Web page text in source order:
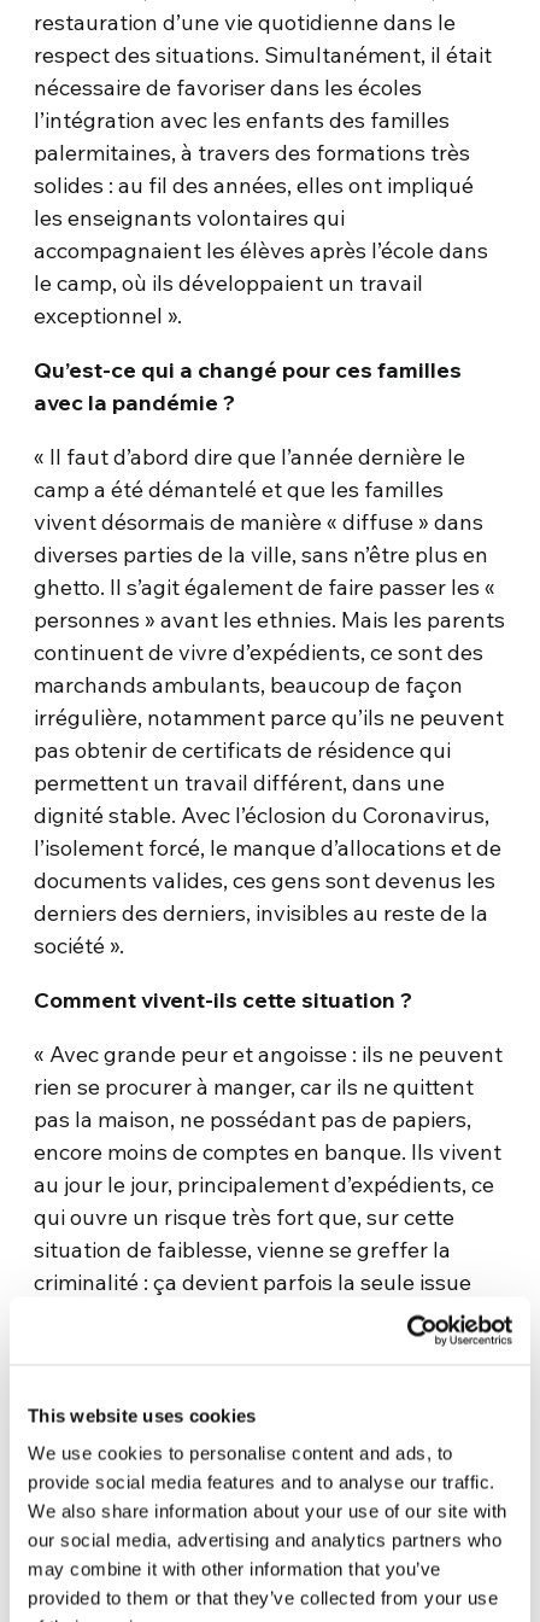
This website uses cookies
We use cookies to personalise content and ads, to
provide social media features and to analyse our traffic.
We also share information about your use of our site with
our social media, advertising and analytics partners who
may combine it with other information that you’ve
provided to them or that they’ve collected from your use
restauration d’une vie quotidienne dans le
respect des situations. Simultanément, il était
nécessaire de favoriser dans les écoles
l’intégration avec les enfants des familles
palermitaines, à travers des formations très
solides : au fil des années, elles ont impliqué
les enseignants volontaires qui
accompagnaient les élèves après l’école dans
le camp, où ils développaient un travail
exceptionnel ».
Qu’est-ce qui a changé pour ces familles
avec la pandémie ?
« Il faut d’abord dire que l’année dernière le
camp a été démantelé et que les familles
vivent désormais de manière « diffuse » dans
diverses parties de la ville, sans n’être plus en
ghetto. Il s’agit également de faire passer les «
personnes » avant les ethnies. Mais les parents
continuent de vivre d’expédients, ce sont des
marchands ambulants, beaucoup de façon
irrégulière, notamment parce qu’ils ne peuvent
pas obtenir de certificats de résidence qui
permettent un travail différent, dans une
dignité stable. Avec l’éclosion du Coronavirus,
l’isolement forcé, le manque d’allocations et de
documents valides, ces gens sont devenus les
derniers des derniers, invisibles au reste de la
société ».
Comment vivent-ils cette situation ?
« Avec grande peur et angoisse : ils ne peuvent
rien se procurer à manger, car ils ne quittent
pas la maison, ne possédant pas de papiers,
encore moins de comptes en banque. Ils vivent
au jour le jour, principalement d’expédients, ce
qui ouvre un risque très fort que, sur cette
situation de faiblesse, vienne se greffer la
criminalité : ça devient parfois la seule issue
jeu…
« Je ne pouvais pas dormir la nuit en pensant à
tout cela et, à un moment donné, l’idée m’est
venue : nous, nous ne pouvons pas quitter la
maison, c’est vrai, mais il existe des
associations comme Caritas qui peuvent s’en